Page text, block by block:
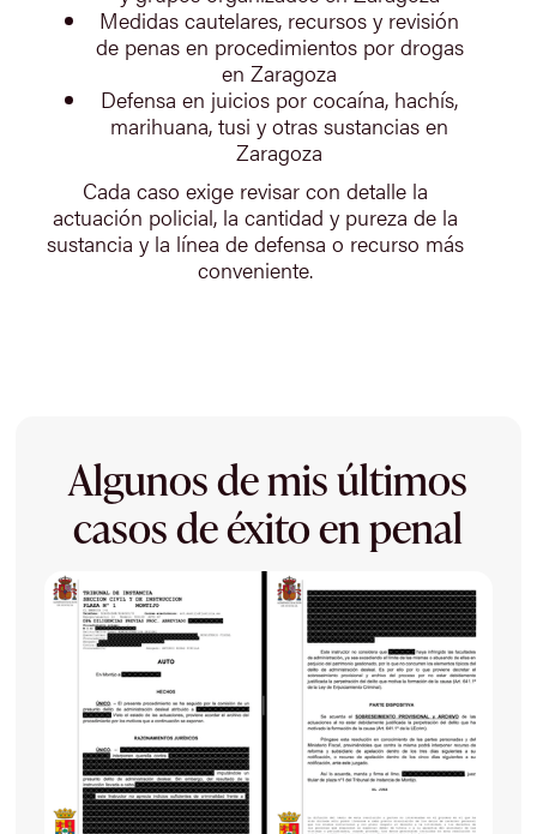
Medidas cautelares, recursos y revisión
de penas en procedimientos por drogas
en Zaragoza
Defensa en juicios por cocaína, hachís,
marihuana, tusi y otras sustancias en
Zaragoza
Cada caso exige revisar con detalle la
actuación policial, la cantidad y pureza de la
sustancia y la línea de defensa o recurso más
conveniente.
Algunos de mis últimos
casos de éxito en penal